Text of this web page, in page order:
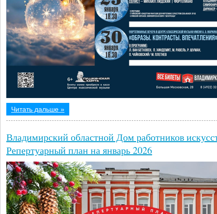
Читать дальше »
Владимирский областной Дом работников
Репертуарный план на январь 2026